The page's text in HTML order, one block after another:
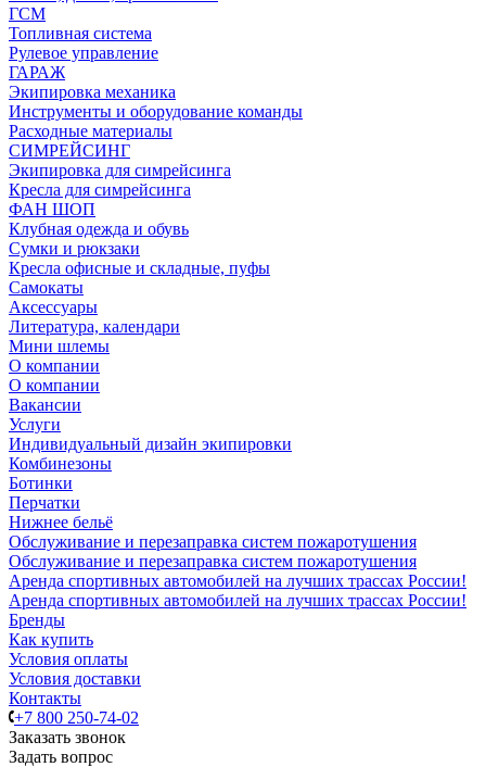
ГСМ
Топливная система
Рулевое управление
ГАРАЖ
Экипировка механика
Инструменты и оборудование команды
Расходные материалы
СИМРЕЙСИНГ
Экипировка для симрейсинга
Кресла для симрейсинга
ФАН ШОП
Клубная одежда и обувь
Сумки и рюкзаки
Кресла офисные и складные, пуфы
Самокаты
Аксессуары
Литература, календари
Мини шлемы
О компании
О компании
Вакансии
Услуги
Индивидуальный дизайн экипировки
Комбинезоны
Ботинки
Перчатки
Нижнее бельё
Обслуживание и перезаправка систем пожаротушения
Обслуживание и перезаправка систем пожаротушения
Аренда спортивных автомобилей на лучших трассах России!
Аренда спортивных автомобилей на лучших трассах России!
Бренды
Как купить
Условия оплаты
Условия доставки
Контакты
+7 800 250-74-02
Заказать звонок
Задать вопрос